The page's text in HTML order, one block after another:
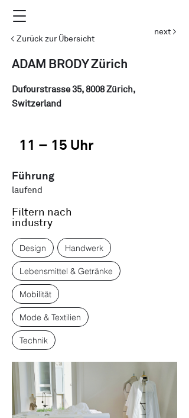
< Zurück zur Übersicht
next >
ADAM BRODY Zürich
Dufourstrasse 35, 8008 Zürich,
Switzerland
11 – 15 Uhr
Führung
laufend
Filtern nach
industry
Design Handwerk
Lebensmittel & Getränke
Mobilität
Mode & Textilien
Technik